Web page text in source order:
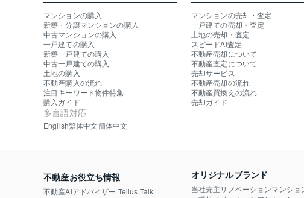
マンションの購入
新築・分譲マンションの購入
中古マンションの購入
一戸建ての購入
新築一戸建ての購入
中古一戸建ての購入
土地の購入
不動産購入の流れ
注目キーワード物件特集
購入ガイド
多言語対応
English繁体中文簡体中文
マンションの売却・査定
一戸建ての売却・査定
土地の売却・査定
スピードAI査定
不動産売却について
不動産査定について
売却サービス
不動産売却の流れ
不動産買換えの流れ
売却ガイド
不動産お役立ち情報
不動産AIアドバイザー Tellus Talk
オリジナルブランド
当社売主リノベーションマンショ